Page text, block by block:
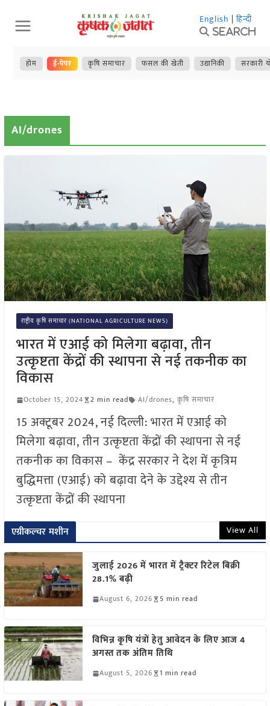
Skip
to
content
English | हिन्दी
Search
होम ई-पेपर कृषि समाचार फसल की खेती उद्यानिकी सरकारी
AI/drones
राष्ट्रीय कृषि समाचार (NATIONAL AGRICULTURE NEWS)
भारत में एआई को मिलेगा बढ़ावा, तीन
उत्कृष्टता केंद्रों की स्थापना से नई तकनीक का
विकास
October 15, 2024 2 min read AI/drones, कृषि समाचार
15 अक्टूबर 2024, नई दिल्ली: भारत में एआई को
मिलेगा बढ़ावा, तीन उत्कृष्टता केंद्रों की स्थापना से नई
तकनीक का विकास – केंद्र सरकार ने देश में कृत्रिम
बुद्धिमत्ता (एआई) को बढ़ावा देने के उद्देश्य से तीन
उत्कृष्टता केंद्रों की स्थापना
एग्रीकल्चर मशीन View All
जुलाई 2026 में भारत में ट्रैक्टर रिटेल बिक्री
28.1% बढ़ी
August 6, 2026 5 min read
विभिन्न कृषि यंत्रों हेतु आवेदन के लिए आज 4
अगस्त तक अंतिम तिथि
August 5, 2026 1 min read